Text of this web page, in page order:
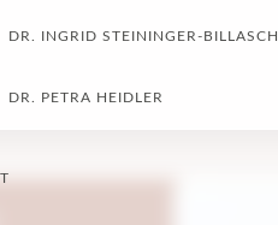
DR. INGRID STEININGER-BILLASCH
DR. PETRA HEIDLER